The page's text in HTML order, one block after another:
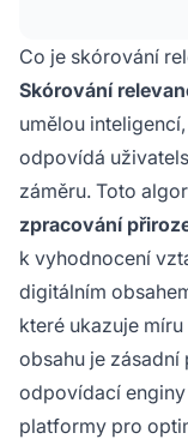
dotazy a
enginy a
určují, které
Analýzou
tématu a
skórování
nejvhodnější
Co je skórování
Skórování
umělou
odpovídá
záměru. Toto
zpracování
k vyhodnocení
digitálním
které ukazuje
obsahu je zásadní
odpovídací enginy
platformy pro